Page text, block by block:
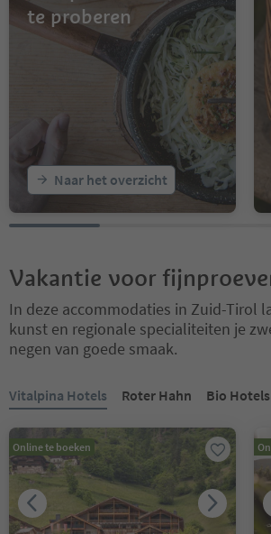
te proberen
Naar het overzicht
Vakantie voor
In deze accommodaties in Zuid-Tirol
kunst en regionale specialiteiten je
negen van goede smaak.
Vitalpina Hotels Roter Hahn Bio Hotels
Online te boeken